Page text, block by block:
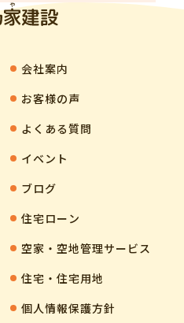
会社案内
お客様の声
よくある質問
イベント
ブログ
住宅ローン
空家・空地管理サービス
住宅・住宅用地
個人情報保護方針